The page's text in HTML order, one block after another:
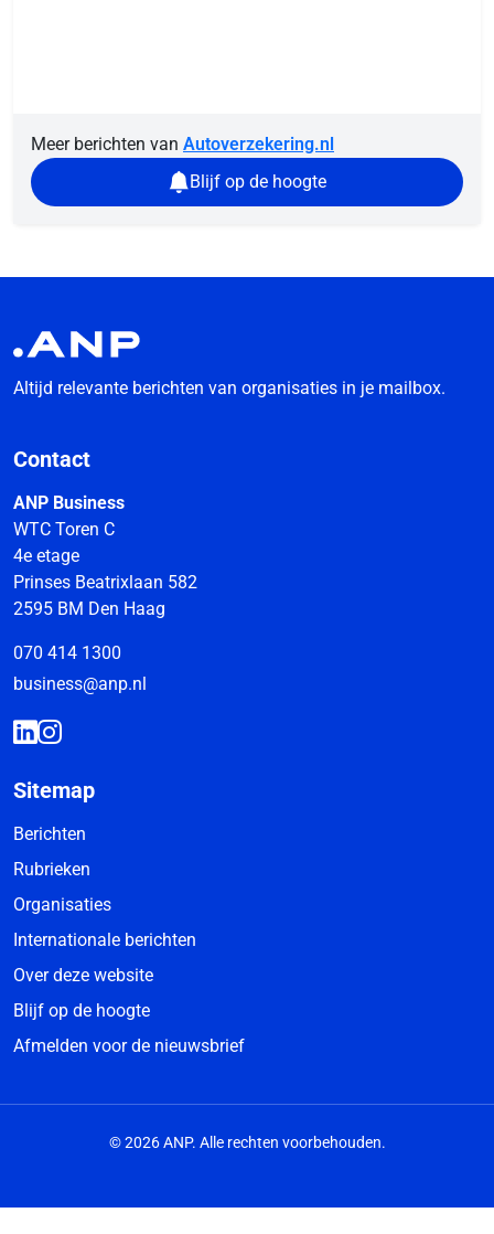
Meer berichten van Autoverzekering.nl
Blijf op de hoogte
Altijd relevante berichten van organisaties in je mailbox.
Contact
ANP Business
WTC Toren C
4e etage
Prinses Beatrixlaan 582
2595 BM Den Haag
070 414 1300
business@anp.nl
Sitemap
Berichten
Rubrieken
Organisaties
Internationale berichten
Over deze website
Blijf op de hoogte
Afmelden voor de nieuwsbrief
© 2026 ANP. Alle rechten voorbehouden.